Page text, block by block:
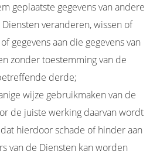
geplaatste gegevens van andere
veranderen, wissen of
gegevens aan die gegevens van
zonder toestemming van de
derde;
wijze gebruikmaken van de
de juiste werking daarvan wordt
hierdoor schade of hinder aan
van de Diensten kan worden